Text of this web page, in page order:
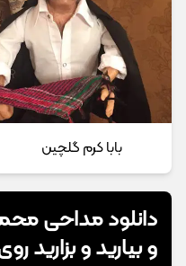
بابا کرم گلچین
دانلود مداحی
و بیارید و بزارید